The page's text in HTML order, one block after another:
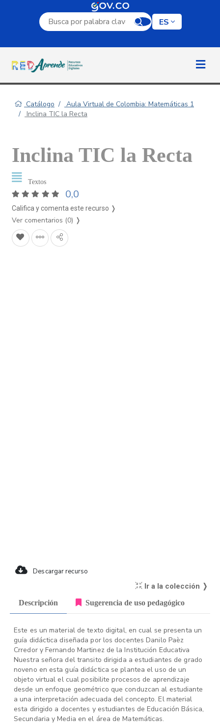
Campo de búsqueda por palabra clave
ES
Catálogo
Aula Virtual de Colombia: Matemáticas 1
Inclina TIC la Recta
Inclina TIC la Recta
Textos
0,0
Califica y comenta este recurso ❭
Ver comentarios (0) ❭
Descargar recurso
Ir a la colección ❭
Descripción Sugerencia de uso pedagógico
Este es un material de texto digital, en cual se presenta un
guía didáctica diseñada por los docentes Danilo Paèz
Crredor y Fernando Martinez de la Institución Educativa
Nuestra señora del transito dirigida a estudiantes de grado
noveno en esta guía didáctica se plantea el uso de un
objeto virtual el cual posibilite procesos de aprendizaje
desde un enfoque geométrico que conduzcan al estudiante
a una interpretación adecuada del concepto. El material
esta dirigido a docentes y estudiantes de Educación Básica,
Secundaria y Media en el área de Matemáticas.